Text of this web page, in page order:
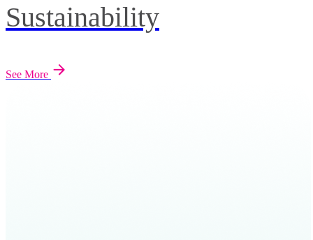
Sustainability
See More